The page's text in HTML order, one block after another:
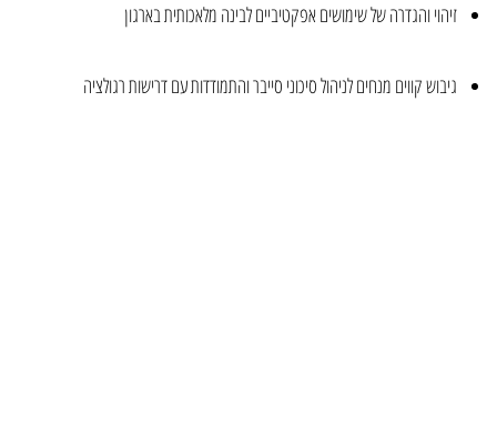
זיהוי והגדרה של שימושים אפקטיביים לבינה מלאכותית בארגון
גיבוש קווים מנחים לניהול סיכוני סייבר והתמודדות עם דרישות רגולציה